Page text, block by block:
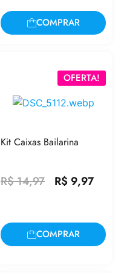
COMPRAR
OFERTA!
Kit Caixas Bailarina
R$14,97 R$ 9,97
COMPRAR